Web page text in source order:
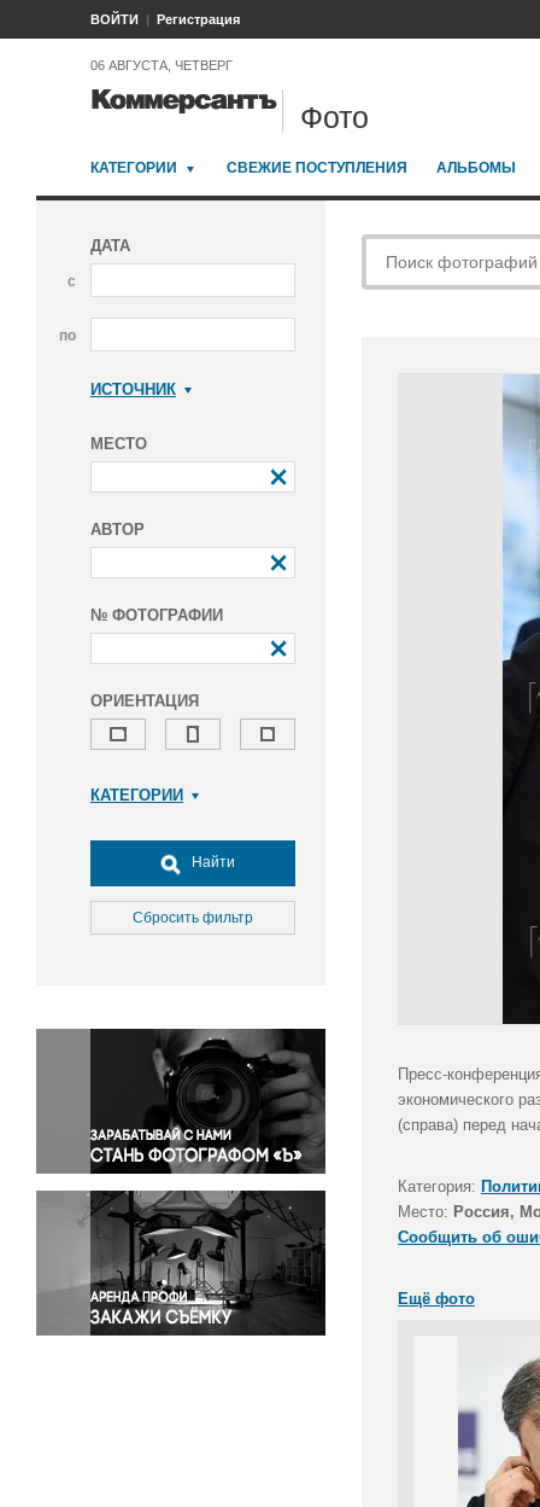
ВОЙТИ Регистрация
06 АВГУСТА, ЧЕТВЕРГ
Фото
КАТЕГОРИИ СВЕЖИЕ ПОСТУПЛЕНИЯ АЛЬБОМЫ
ДАТА
с
по
ИСТОЧНИК
МЕСТО
АВТОР
№ ФОТОГРАФИИ
ОРИЕНТАЦИЯ
КАТЕГОРИИ
Досуг, туризм и отдых
Культура
Медицина
Окружающая среда
Политика
Правосудие
Происшествия и конфликты
Религия
Светская жизнь
Спорт
Экология
Экономика и бизнес
Найти
Сбросить фильтр
Пресс-
экономического
(справа) перед
Категория:
Место: Россия,
Сообщить об
Ещё фото